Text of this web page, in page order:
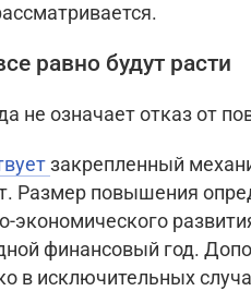
равно будут расти
не означает отказ от
закрепленный
Размер повышения
экономического
финансовый год.
в исключительных